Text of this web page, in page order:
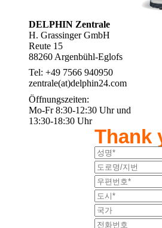
DELPHIN Zentrale
H. Grassinger GmbH
Reute 15
88260 Argenbühl-Eglofs
Tel: +49 7566 940950
zentrale(at)delphin24.com
Öffnungszeiten:
Mo-Fr 8:30-12:30 Uhr und
13:30-18:30 Uhr
Thank